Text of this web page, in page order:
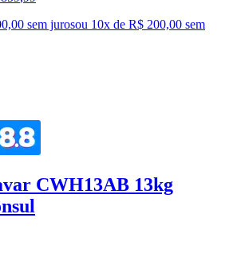
sem jurosou 10x de R$ 200,00 sem
CWH13AB 13kg